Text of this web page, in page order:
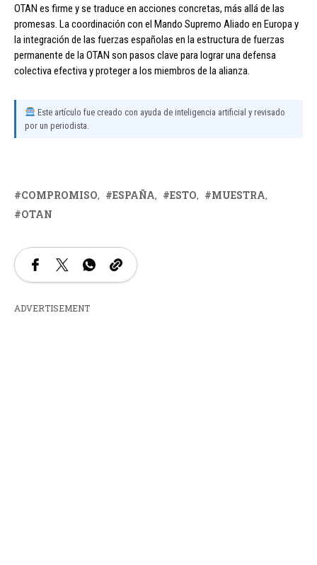
OTAN es firme y se traduce en acciones concretas, más allá de las
promesas. La coordinación con el Mando Supremo Aliado en Europa y
la integración de las fuerzas españolas en la estructura de fuerzas
permanente de la OTAN son pasos clave para lograr una defensa
colectiva efectiva y proteger a los miembros de la alianza.
Este artículo fue creado con ayuda de inteligencia artificial y revisado
por un periodista.
COMPROMISO ESPAÑA ESTO
MUESTRA
OTAN
ADVERTISEMENT